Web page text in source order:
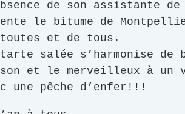
de son assistante
le bitume de
et de tous.
salée s’harmonise de
et le merveilleux à un
une pêche d’enfer!!!